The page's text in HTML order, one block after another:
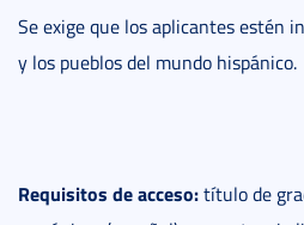
Se exige que los aplicantes estén
y los pueblos del mundo hispánico.
Requisitos de acceso:título de